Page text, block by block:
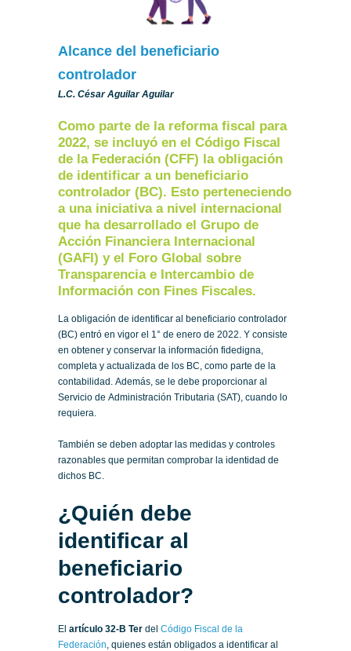
Alcance del beneficiario
controlador
L.C. César Aguilar Aguilar
Como parte de la reforma fiscal para
2022, se incluyó en el Código Fiscal
de la Federación (CFF) la obligación
de identificar a un beneficiario
controlador (BC). Esto perteneciendo
a una iniciativa a nivel internacional
que ha desarrollado el Grupo de
Acción Financiera Internacional
(GAFI) y el Foro Global sobre
Transparencia e Intercambio de
Información con Fines Fiscales.
La obligación de identificar al beneficiario controlador
(BC) entró en vigor el 1° de enero de 2022. Y consiste
en obtener y conservar la información fidedigna,
completa y actualizada de los BC, como parte de la
contabilidad. Además, se le debe proporcionar al
Servicio de Administración Tributaria (SAT), cuando lo
requiera.
También se deben adoptar las medidas y controles
razonables que permitan comprobar la identidad de
dichos BC.
¿Quién debe
identificar al
beneficiario
controlador?
El artículo 32-B Ter del Código Fiscal de la
Federación , quienes están obligados a identificar al